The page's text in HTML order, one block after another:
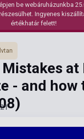
be webáruházunkba
Ingyenes
értékhatár felett!
at
- and how